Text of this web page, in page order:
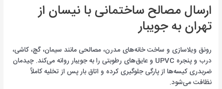
ارسال مصالح ساختمانی با نیسان از
تهران به جویبار
رونق ویلا‌سازی و ساخت خانه‌های مدرن، مصالحی مانند سیمان، گچ، کاشی،
درب و پنجره UPVC و عایق‌های رطوبتی را به جویبار روانه می‌کند. چیدمان
ضربدری کیسه‌ها از پارگی جلوگیری کرده و اتاق بار پس از تخلیه کاملاً
نظافت می‌شود.